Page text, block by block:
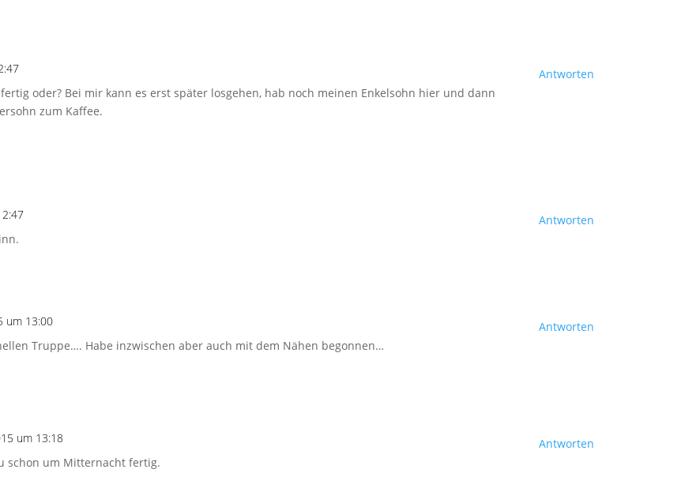
oder? Bei mir kann es erst später losgehen, hab noch meinen Enkelsohn hier und dann
zum Kaffee.
Antworten
Antworten
um 13:00
Truppe…. Habe inzwischen aber auch mit dem Nähen begonnen…
Antworten
um 13:18
schon um Mitternacht fertig.
Antworten